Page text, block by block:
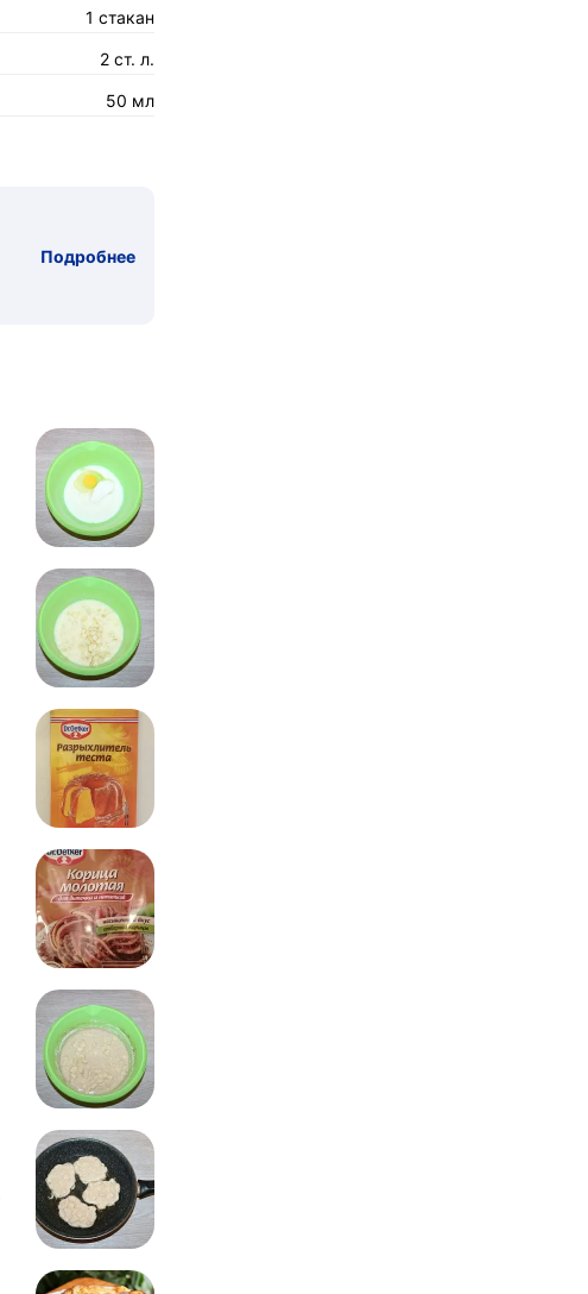
1 стакан
2 ст. л.
50 мл
Подробнее